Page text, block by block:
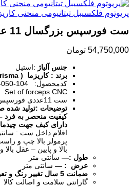
پریوتوم فلکسیبل تیتانیومی منحنی
ست فورسپس بزرگسال 11 عددی کاریزما (CNC)
54,750,000 تومان
جنس آلیاژ :استیل
برند : کاریزما ( Charisma )
کدمحصول: CH-050-104
Set of forceps CNC
ست 11عددی فورسپس cnc
توضیحات
کیفیت منحصر به فرد
دارای کیف جهت
اقلام داخل ست :
پرمولر بالا چپ و
بالا و پایین – عقل بالا
طول :— سانتی متر
عرض : — سانتی متر
ضمانت 5 سال تغییر رنگ و تعویض در صورت زنگ زدگی
گارانتی سلامت و اصالت کالا